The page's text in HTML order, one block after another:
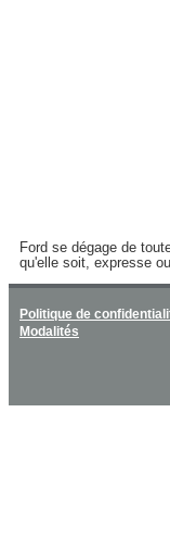
Ford se dégage de
qu'elle soit, expresse
Politique de
Modalités